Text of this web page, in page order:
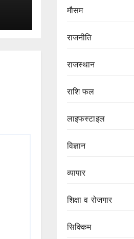
मौसम
राजनीति
राजस्थान
राशि फल
लाइफस्टाइल
विज्ञान
व्यापार
शिक्षा व रोजगार
सिक्किम